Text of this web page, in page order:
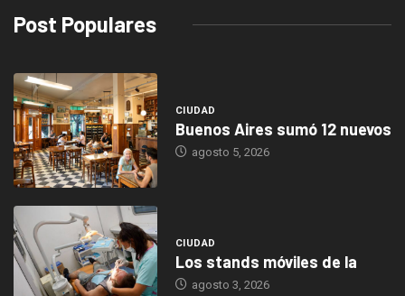
Post Populares
CIUDAD
Buenos Aires sumó 12 nuevos
agosto 5, 2026
CIUDAD
Los stands móviles de la
agosto 3, 2026